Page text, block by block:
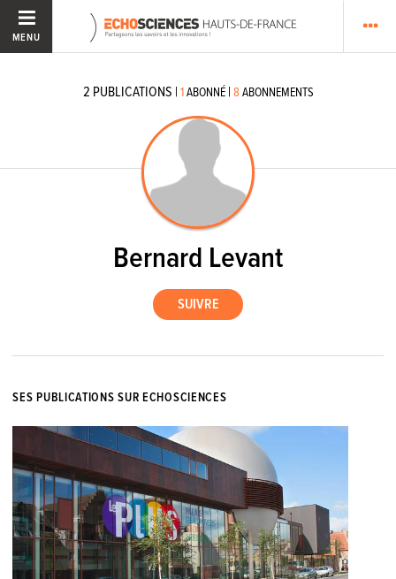
MENU
2 PUBLICATIONS | 1ABONNÉ | 8ABONNEMENTS
Bernard Levant
SES PUBLICATIONS SUR ECHOSCIENCES